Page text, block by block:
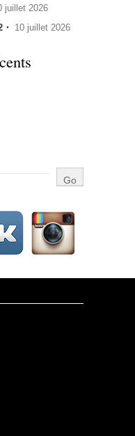
juillet 2026
10 juillet 2026